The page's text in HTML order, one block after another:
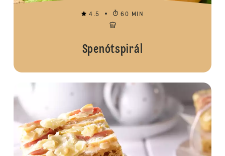
4.5 60 MIN
Spenótspirál